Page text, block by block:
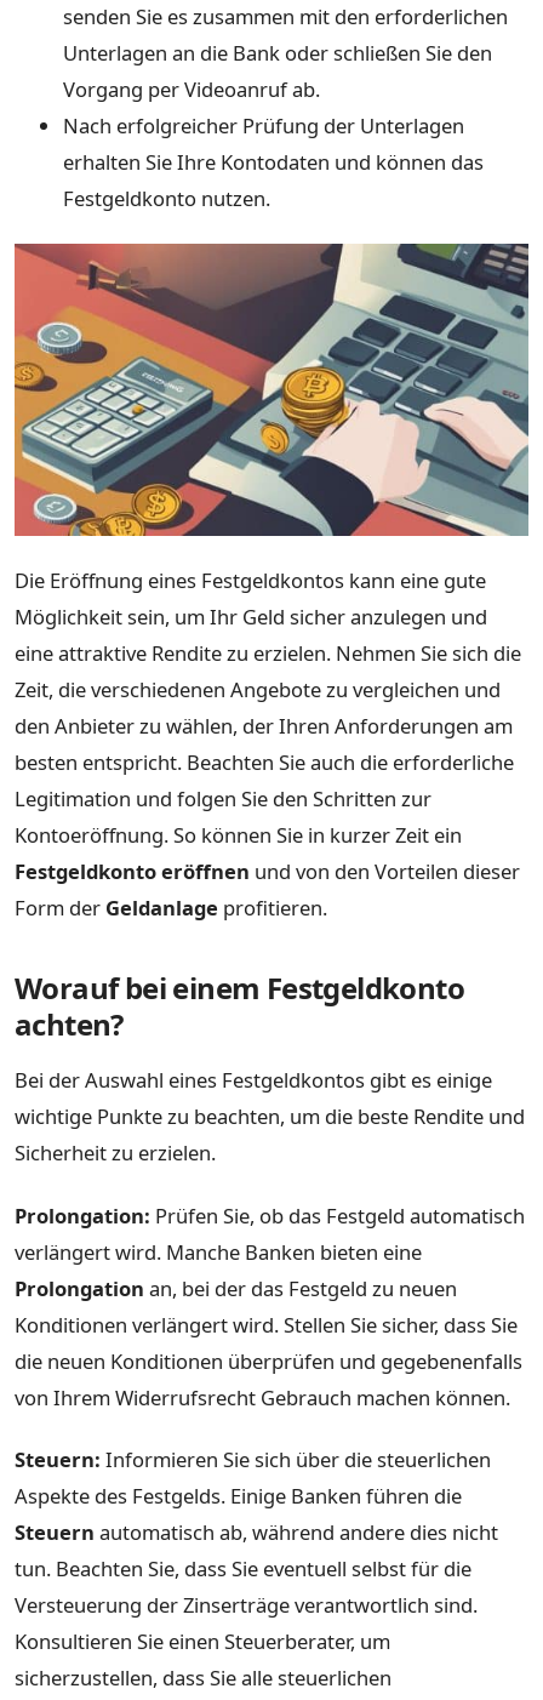
senden Sie es zusammen mit den erforderlichen
Unterlagen an die Bank oder schließen Sie den
Vorgang per Videoanruf ab.
Nach erfolgreicher Prüfung der Unterlagen
erhalten Sie Ihre Kontodaten und können das
Festgeldkonto nutzen.
Die Eröffnung eines Festgeldkontos kann eine gute
Möglichkeit sein, um Ihr Geld sicher anzulegen und
eine attraktive Rendite zu erzielen. Nehmen Sie sich die
Zeit, die verschiedenen Angebote zu vergleichen und
den Anbieter zu wählen, der Ihren Anforderungen am
besten entspricht. Beachten Sie auch die erforderliche
Legitimation und folgen Sie den Schritten zur
Kontoeröffnung. So können Sie in kurzer Zeit ein
Festgeldkonto eröffnen und von den Vorteilen dieser
Form der Geldanlage profitieren.
Worauf bei einem Festgeldkonto
achten?
Bei der Auswahl eines Festgeldkontos gibt es einige
wichtige Punkte zu beachten, um die beste Rendite und
Sicherheit zu erzielen.
Prolongation: Prüfen Sie, ob das Festgeld automatisch
verlängert wird. Manche Banken bieten eine
Prolongation an, bei der das Festgeld zu neuen
Konditionen verlängert wird. Stellen Sie sicher, dass Sie
die neuen Konditionen überprüfen und gegebenenfalls
von Ihrem Widerrufsrecht Gebrauch machen können.
Steuern: Informieren Sie sich über die steuerlichen
Aspekte des Festgelds. Einige Banken führen die
Steuern automatisch ab, während andere dies nicht
tun. Beachten Sie, dass Sie eventuell selbst für die
Versteuerung der Zinserträge verantwortlich sind.
Konsultieren Sie einen Steuerberater, um
sicherzustellen, dass Sie alle steuerlichen